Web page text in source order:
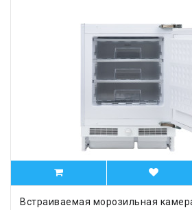
Встраиваемая морозильная